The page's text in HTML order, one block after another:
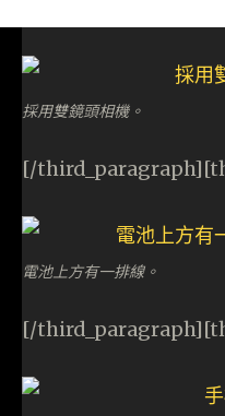
採用雙鏡頭相機。
[/
電池上方有一排線。
[/